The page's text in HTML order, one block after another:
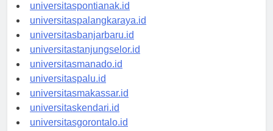
universitaspontianak.id
universitaspalangkaraya.id
universitasbanjarbaru.id
universitastanjungselor.id
universitasmanado.id
universitaspalu.id
universitasmakassar.id
universitaskendari.id
universitasgorontalo.id